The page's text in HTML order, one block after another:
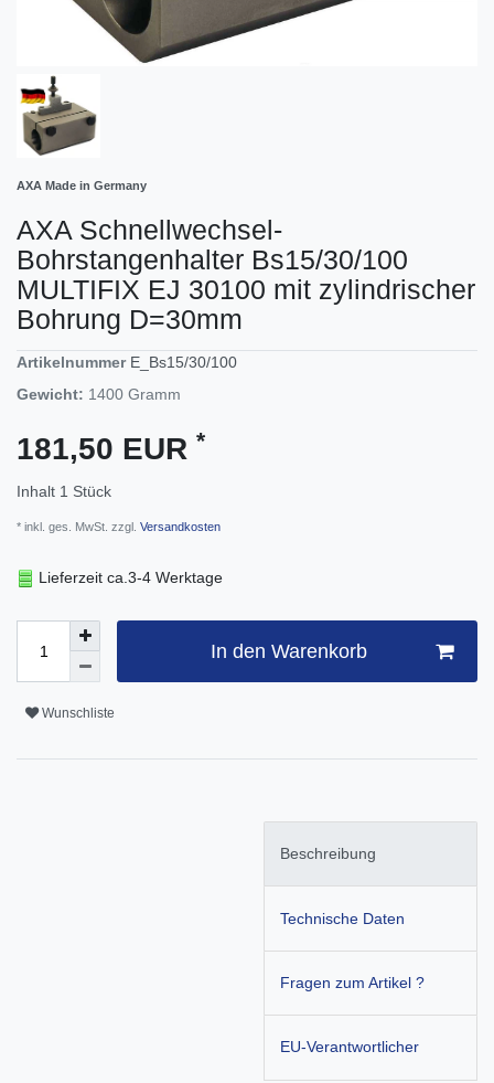
AXA Made in Germany
AXA Schnellwechsel-
Bohrstangenhalter Bs15/30/100
MULTIFIX EJ 30100 mit zylindrischer
Bohrung D=30mm
Artikelnummer E_Bs15/30/100
Gewicht: 1400 Gramm
181,50 EUR *
Inhalt 1 Stück
* inkl. ges. MwSt. zzgl. Versandkosten
Lieferzeit ca.3-4 Werktage
In den Warenkorb
Wunschliste
Beschreibung
Technische Daten
Fragen zum Artikel ?
EU-Verantwortlicher